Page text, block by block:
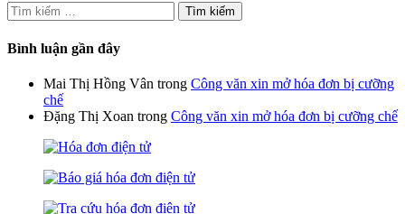
Tìm
kiếm
cho:
Bình luận gần đây
Mai Thị Hồng Vân trong Công văn xin mở hóa đơn bị cưỡng
chế
Đặng Thị Xoan trong Công văn xin mở hóa đơn bị cưỡng chế